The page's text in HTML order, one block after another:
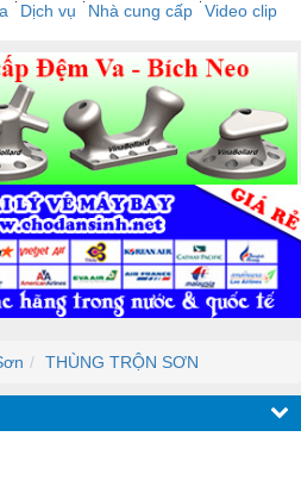
Dịch vụ Nhà cung cấp Video clip
THÙNG TRỘN SƠN